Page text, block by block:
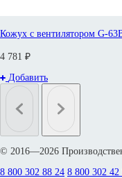
Кожух с вентилятором G-
4 781 ₽
Добавить
© 2016—2026
8 800 302 88 24 8 800 302 42